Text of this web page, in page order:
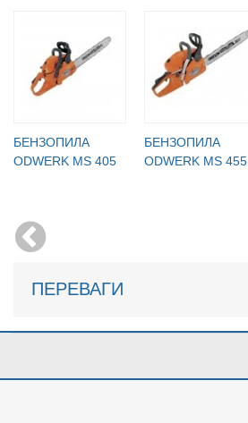
БЕНЗОПИЛА
ODWERK MS 405
БЕНЗОПИЛА
ODWERK MS 455
ПЕРЕВАГИ